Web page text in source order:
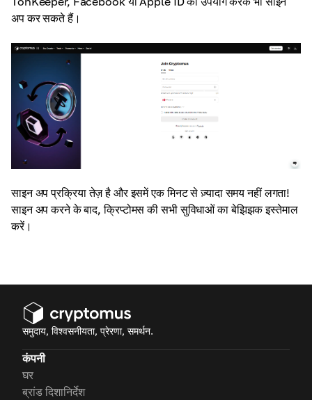
अप कर सकते हैं।
साइन अप प्रक्रिया तेज़ है और इसमें एक मिनट से ज़्यादा समय नहीं लगता!
साइन अप करने के बाद, क्रिप्टोमस की सभी सुविधाओं का बेझिझक इस्तेमाल
करें।
समुदाय, विश्वसनीयता, प्रेरणा, समर्थन.
कंपनी
घर
ब्रांड दिशानिर्देश